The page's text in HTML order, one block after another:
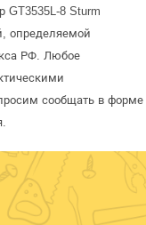
GT3535L-8 Sturm
определяемой
РФ. Любое
сообщать в форме